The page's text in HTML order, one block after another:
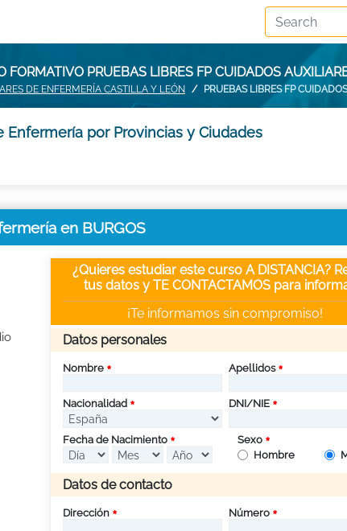
FORMATIVO PRUEBAS LIBRES FP CUIDADOS
DE ENFERMERÍA CASTILLA Y LEÓN PRUEBAS LIBRES FP
Enfermería por Provincias y Ciudades
en BURGOS
¿Quieres estudiar este curso A DISTANCIA?
tus datos y TE CONTACTAMOS para
¡Te informamos sin compromiso!
Datos personales
Nombre Apellidos
Nacionalidad DNI/NIE
Fecha de Nacimiento
Sexo
Hombre
Datos de contacto
Dirección Número